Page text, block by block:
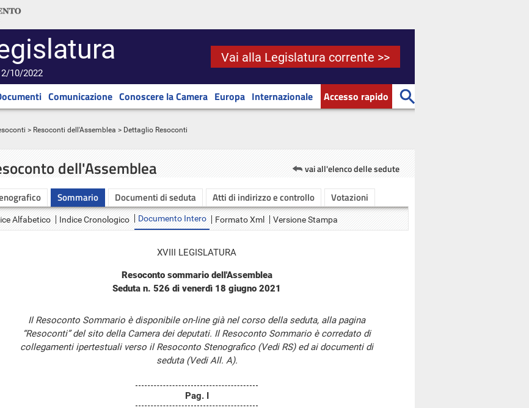
10/2022
Vai alla Legislatura corrente >>
Comunicazione Conoscere la Camera Europa Internazionale Accesso rapido
> Resoconti dell'Assemblea > Dettaglio Resoconti
dell'Assemblea vai all'elenco delle sedute
Sommario Documenti di seduta Atti di indirizzo e controllo Votazioni
Alfabetico Indice Cronologico Documento Intero Formato Xml Versione Stampa
XVIII LEGISLATURA
Resoconto sommario dell'Assemblea
Seduta n. 526 di venerdì 18 giugno 2021
Il Resoconto Sommario è disponibile on-line già nel corso della seduta, alla pagina
“Resoconti” del sito della Camera dei deputati. Il Resoconto Sommario è corredato di
collegamenti ipertestuali verso il Resoconto Stenografico (Vedi RS) ed ai documenti di
seduta (Vedi All. A).
Pag. I